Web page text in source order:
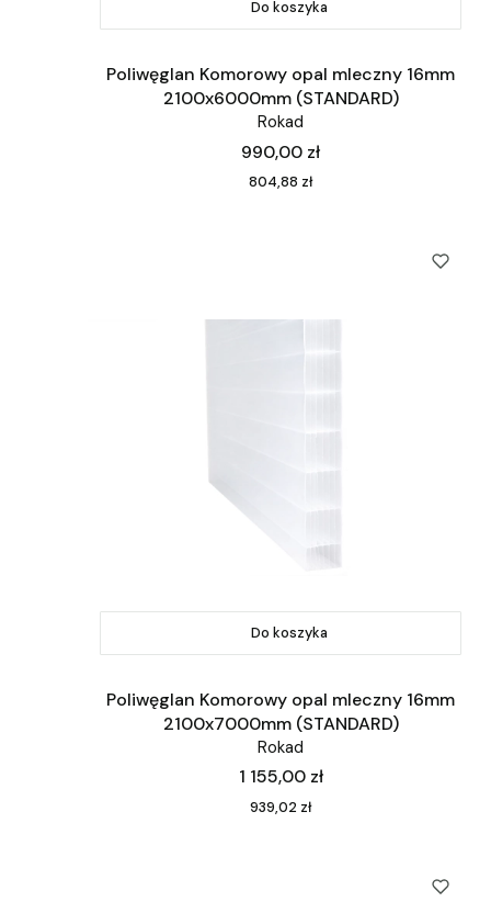
Do koszyka
Poliwęglan Komorowy opal mleczny 16mm
2100x6000mm (STANDARD)
Rokad
Cena
990,00 zł
Cena
804,88 zł
Do koszyka
Poliwęglan Komorowy opal mleczny 16mm
2100x7000mm (STANDARD)
Rokad
Cena
1 155,00 zł
Cena
939,02 zł